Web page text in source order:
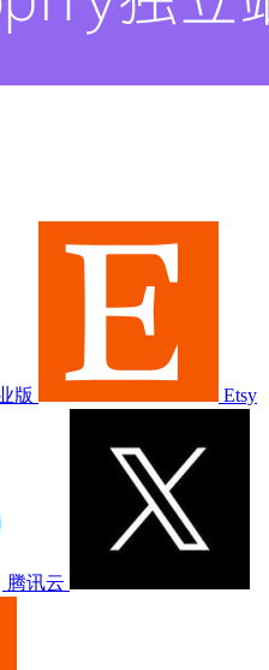
版 Etsy
腾讯云